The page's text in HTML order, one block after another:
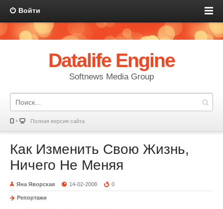
Войти
Datalife Engine
Softnews Media Group
Полная версия сайта
Как Изменить Свою Жизнь,
Ничего Не Меняя
Яна Яворская 14-02-2008 0
Репортажи